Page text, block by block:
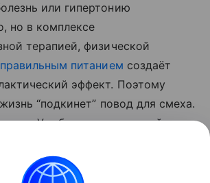
или гипертонию
но в комплексе
терапией, физической
правильным питанием создаёт
эффект. Поэтому
“подкинет” повод для смеха.
сами. Улыбнитесь прямо сейчас —